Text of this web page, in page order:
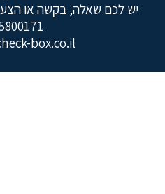
יש לכם שאלה, בקשה או
box.co.il